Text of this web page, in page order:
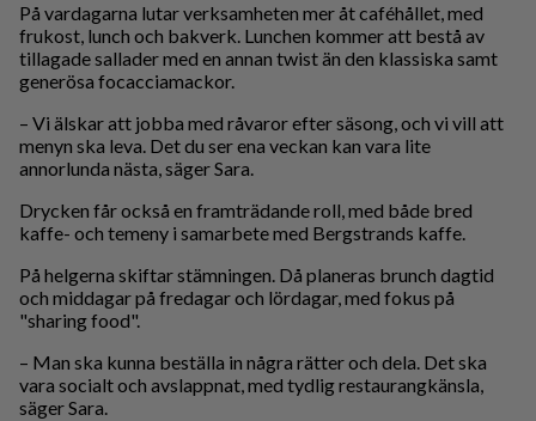
På vardagarna lutar verksamheten mer åt caféhållet, med
frukost, lunch och bakverk. Lunchen kommer att bestå av
tillagade sallader med en annan twist än den klassiska samt
generösa focacciamackor.
– Vi älskar att jobba med råvaror efter säsong, och vi vill att
menyn ska leva. Det du ser ena veckan kan vara lite
annorlunda nästa, säger Sara.
Drycken får också en framträdande roll, med både bred
kaffe- och temeny i samarbete med Bergstrands kaffe.
På helgerna skiftar stämningen. Då planeras brunch dagtid
och middagar på fredagar och lördagar, med fokus på
"sharing food".
– Man ska kunna beställa in några rätter och dela. Det ska
vara socialt och avslappnat, med tydlig restaurangkänsla,
säger Sara.